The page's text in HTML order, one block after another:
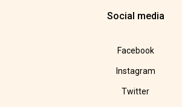
Social media
Facebook
Instagram
Twitter